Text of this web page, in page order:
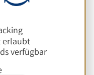
erlaubt
verfügbar